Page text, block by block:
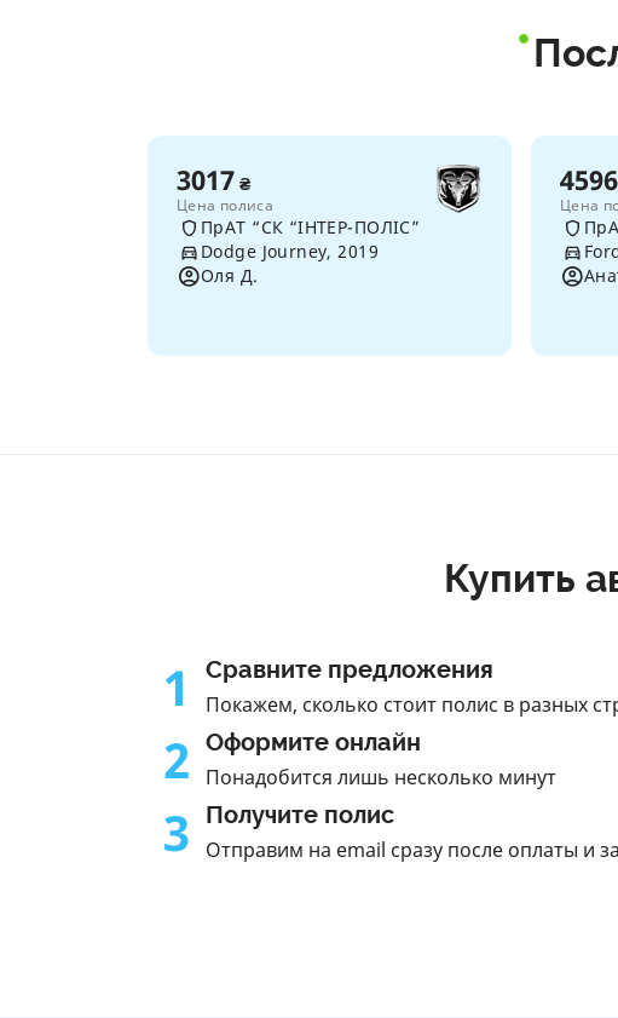
3017 ₴
Цена полиса
ПрАТ “СК “ІНТЕР-ПОЛІС”
Dodge Journey, 2019
Оля Д.
4596
Цена
Купить
1 Сравните предложения
Покажем, сколько стоит полис в разных
2 Оформите онлайн
Понадобится лишь несколько минут
3 Получите полис
Отправим на email сразу после оплаты и